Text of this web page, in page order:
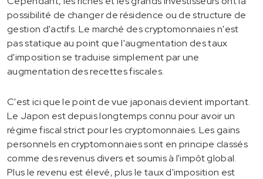
possibilité de changer de résidence ou de structure de
gestion d'actifs. Le marché des cryptomonnaies n'est
pas statique au point que l'augmentation des taux
d'imposition se traduise simplement par une
augmentation des recettes fiscales.
C'est ici que le point de vue japonais devient important.
Le Japon est depuis longtemps connu pour avoir un
régime fiscal strict pour les cryptomonnaies. Les gains
personnels en cryptomonnaies sont en principe classés
comme des revenus divers et soumis à l'impôt global.
Plus le revenu est élevé, plus le taux d'imposition est